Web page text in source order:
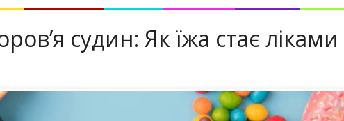
судин: Як їжа стає ліками